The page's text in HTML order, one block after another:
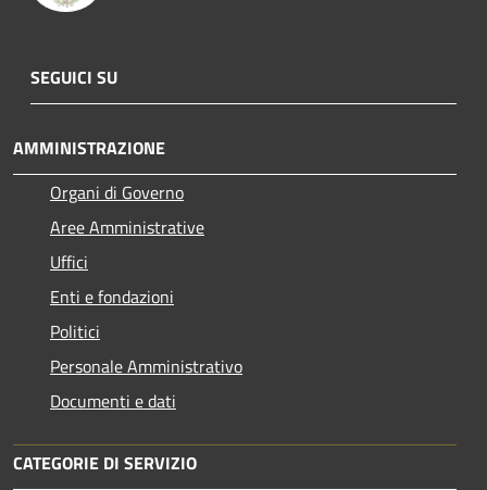
SEGUICI SU
AMMINISTRAZIONE
Organi di Governo
Aree Amministrative
Uffici
Enti e fondazioni
Politici
Personale Amministrativo
Documenti e dati
CATEGORIE DI SERVIZIO